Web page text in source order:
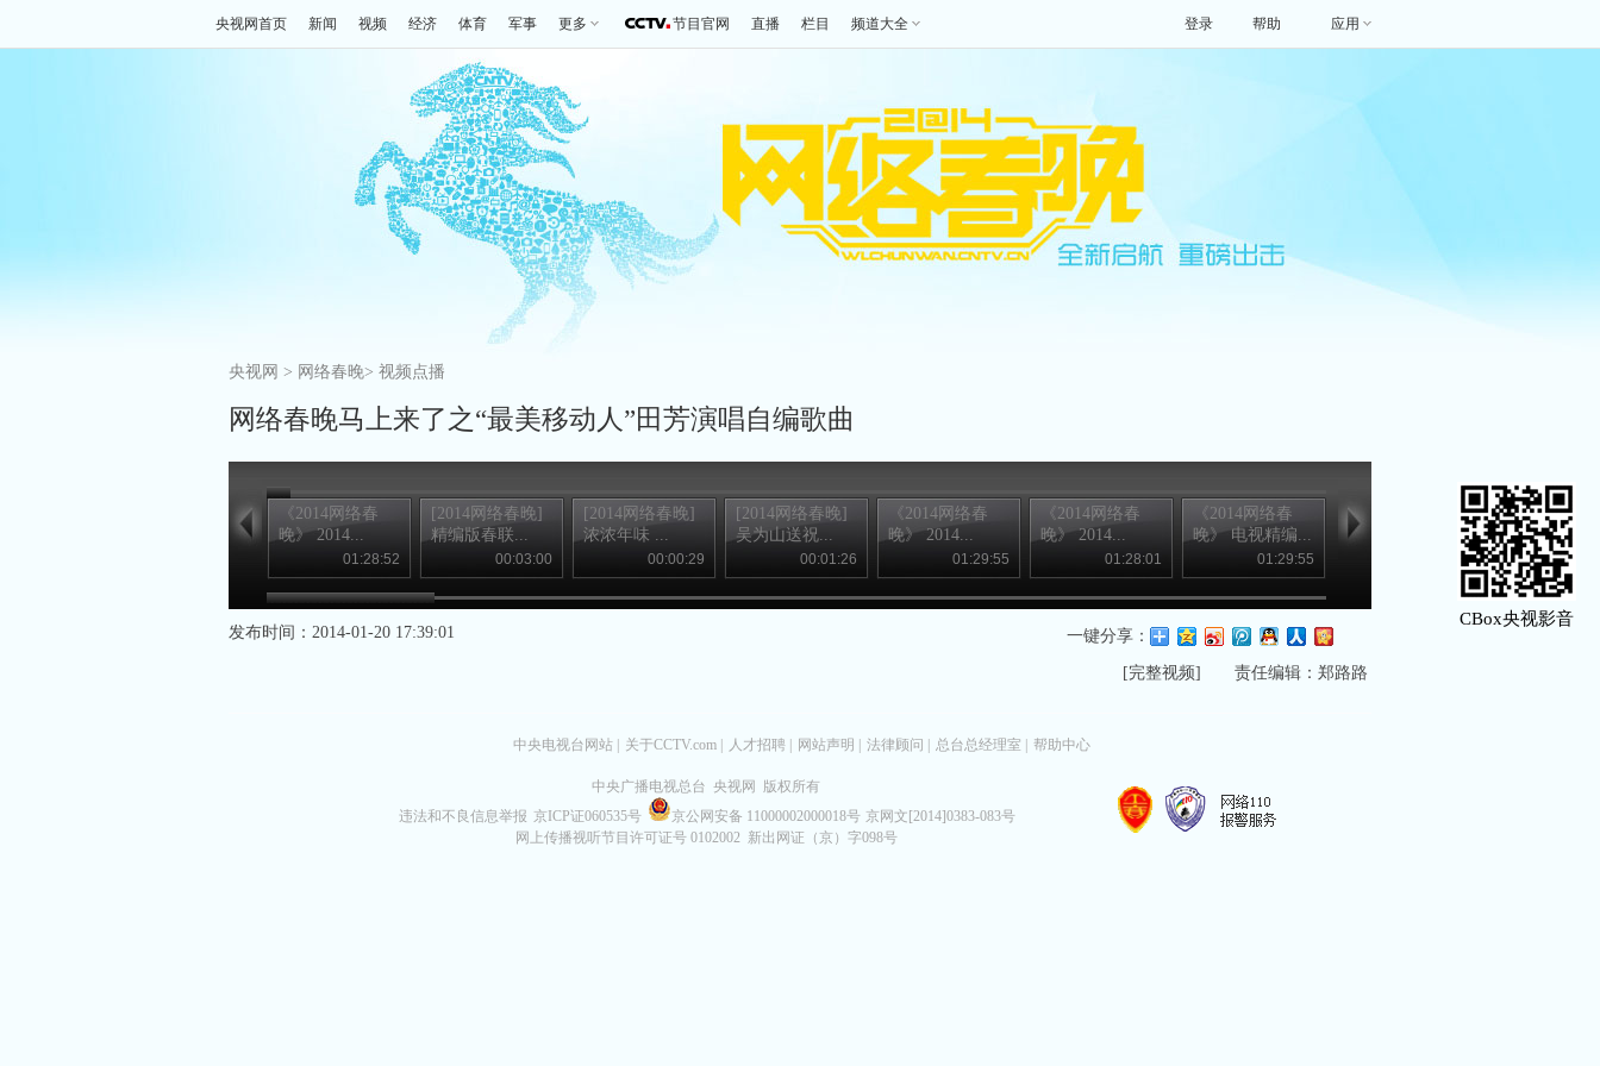
央视网首页 新闻 视频 经济 体育 军事 更多 节目官网 直播 栏目 频道大全 帮助 应用
登录
央视网 > 网络春晚> 视频点播
网络春晚马上来了之“最美移动人”田芳演唱自编歌曲
《2014网络春
晚》 2014...
01:28:52
[2014网络春晚]
精编版春联...
00:03:00
[2014网络春晚]
浓浓年味 ...
00:00:29
[2014网络春晚]
吴为山送祝...
00:01:26
《2014网络春
晚》 2014...
01:29:55
《2014网络春
晚》 2014...
01:28:01
《2014网络春
晚》 电视精编...
01:29:55
[2014网络春晚]
歌曲《爱是...
00:02:07
[2014网络春
访谈《渤海...
发布时间：2014-01-20 17:39:01 一键分享：
[完整视频] 责任编辑：郑路路
CBox央视影音
中央电视台网站 关于CCTV.com 人才招聘 网站声明 法律顾问 总台总经理室 帮助中心
中央广播电视总台 央视网 版权所有
违法和不良信息举报 京ICP证060535号 京公网安备 11000002000018号 京网文[2014]0383-083号
网上传播视听节目许可证号 0102002 新出网证（京）字098号